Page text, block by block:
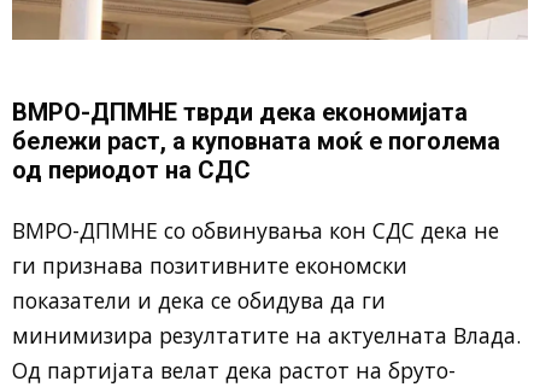
ВМРО-ДПМНЕ тврди дека економијата
бележи раст, а куповната моќ е поголема
од периодот на СДС
ВМРО-ДПМНЕ со обвинувања кон СДС дека не
ги признава позитивните економски
показатели и дека се обидува да ги
минимизира резултатите на актуелната Влада.
Од партијата велат дека растот на бруто-